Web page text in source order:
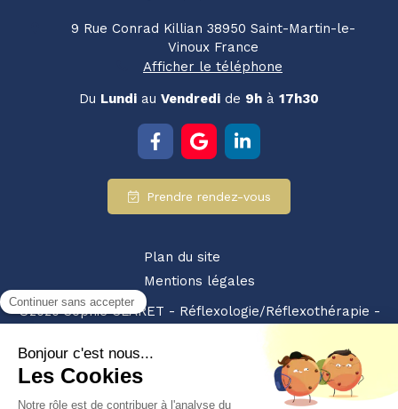
9 Rue Conrad Killian 38950 Saint-Martin-le-
Vinoux France
Afficher le téléphone
Du Lundi au Vendredi de 9h à 17h30
Prendre rendez-vous
Plan du site
Mentions légales
©2020 Sophie CLARET - Réflexologie/Réflexothérapie -
Partenariat retrouvez-nous également sur : les pros